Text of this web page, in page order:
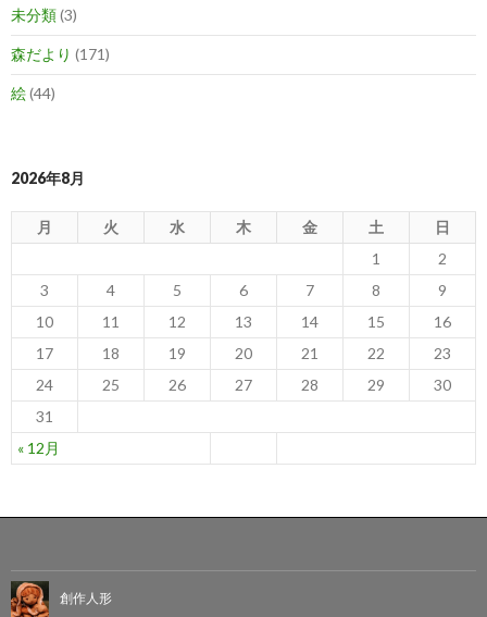
未分類(3)
森だより (171)
絵(44)
2026年8月
月 火 水 木 金 土 日
« 12月
1
2
3
4 5 6 7 8
9
10
11 12 13 14 15
16
17
18 19 20 21 22
23
24
25 26 27 28 29
30
31
創作人形